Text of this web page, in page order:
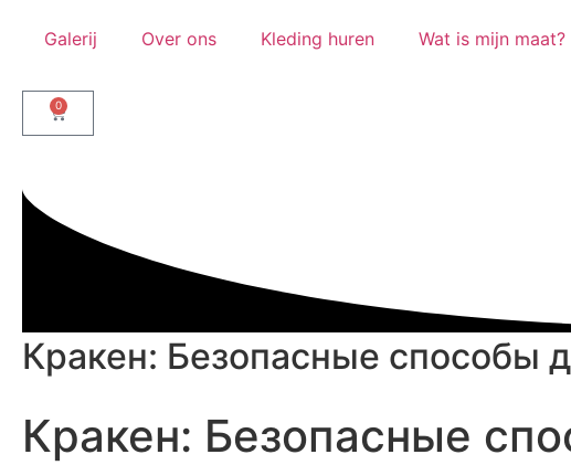
Galerij Over ons Kleding huren Wat is mijn maat?
0
Кракен: Безопасные способы
Кракен: Безопасные